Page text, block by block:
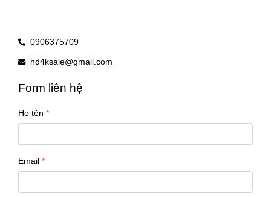
0906375709
hd4ksale@gmail.com
Form liên hệ
Họ tên
Email